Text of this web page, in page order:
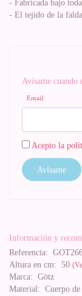
- Fabricada bajo
- El tejido de la
Avísame cuando
Email:
Acepto la
Avísame
Información y
Referencia:
Altura en cm: 50
Marca: Götz
Material: Cuerpo